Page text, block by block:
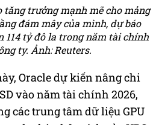
tăng trưởng mạnh mẽ cho mảng
đám mây của mình, dự báo
114 tỷ đô la trong năm tài chính
ty. Ảnh: Reuters.
Oracle dự kiến nâng chi
vào năm tài chính 2026,
các trung tâm dữ liệu GPU